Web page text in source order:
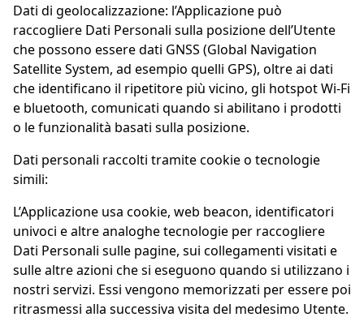
Dati di geolocalizzazione: l’Applicazione può
raccogliere Dati Personali sulla posizione dell’Utente
che possono essere dati GNSS (Global Navigation
Satellite System, ad esempio quelli GPS), oltre ai dati
che identificano il ripetitore più vicino, gli hotspot Wi-Fi
e bluetooth, comunicati quando si abilitano i prodotti
o le funzionalità basati sulla posizione.
Dati personali raccolti tramite cookie o tecnologie
simili:
L’Applicazione usa cookie, web beacon, identificatori
univoci e altre analoghe tecnologie per raccogliere
Dati Personali sulle pagine, sui collegamenti visitati e
sulle altre azioni che si eseguono quando si utilizzano i
nostri servizi. Essi vengono memorizzati per essere poi
ritrasmessi alla successiva visita del medesimo Utente.